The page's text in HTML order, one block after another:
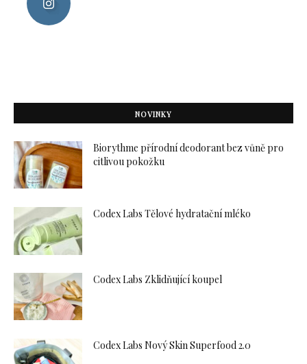
NOVINKY
Biorythme přírodní deodorant bez vůně pro
citlivou pokožku
Codex Labs Tělové hydratační mléko
Codex Labs Zklidňující koupel
Codex Labs Nový Skin Superfood 2.0